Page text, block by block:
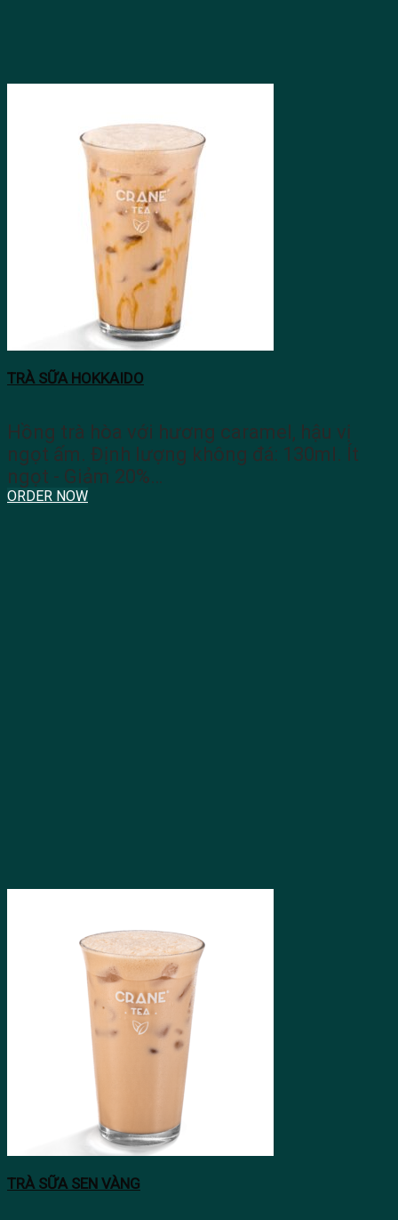
TRÀ SỮA HOKKAIDO
Hồng trà hòa với hương caramel, hậu vị
ngọt ấm. Định lượng không đá: 130ml. Ít
ngọt - Giảm 20%…
ORDER NOW
TRÀ SỮA SEN VÀNG